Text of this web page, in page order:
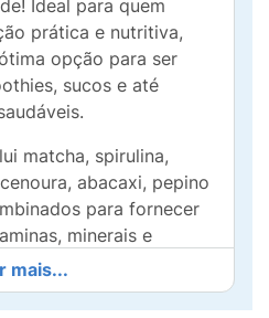
Ideal para quem
prática e nutritiva,
opção para ser
sucos e até
matcha, spirulina,
abacaxi, pepino
para fornecer
minerais e
uma dose (7,5g)
mais...